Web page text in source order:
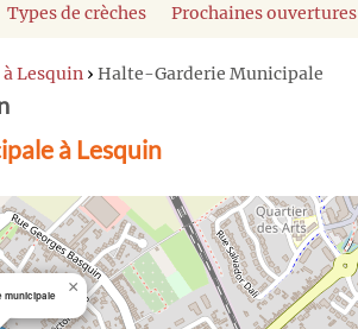
Types de crèches Prochaines ouvertures
à Lesquin › Halte-Garderie Municipale
à Lesquin
municipale ×